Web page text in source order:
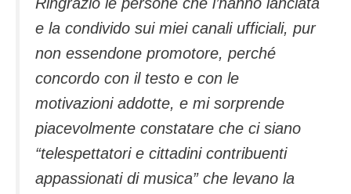
e la condivido sui miei canali ufficiali, pur
non essendone promotore, perché
concordo con il testo e con le
motivazioni addotte, e mi sorprende
piacevolmente constatare che ci siano
“telespettatori e cittadini contribuenti
appassionati di musica” che levano la